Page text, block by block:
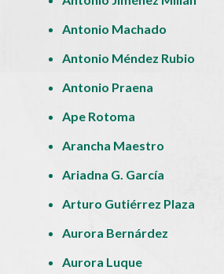
Antonio Machado
Antonio Méndez Rubio
Antonio Praena
Ape Rotoma
Arancha Maestro
Ariadna G. García
Arturo Gutiérrez Plaza
Aurora Bernárdez
Aurora Luque